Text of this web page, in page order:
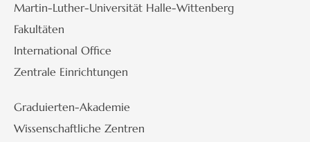
Martin-Luther-Universität Halle-Wittenberg
Fakultäten
International Office
Zentrale Einrichtungen
Graduierten-Akademie
Wissenschaftliche Zentren